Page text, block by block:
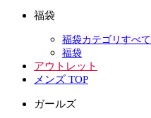
福袋
福袋カテゴリすべて
福袋
アウトレット
メンズ TOP
ガールズ